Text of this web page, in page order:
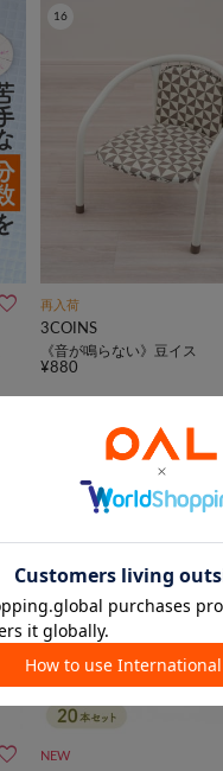
16
再入荷
3COINS
《音が鳴らない》豆イス
¥880
NEW